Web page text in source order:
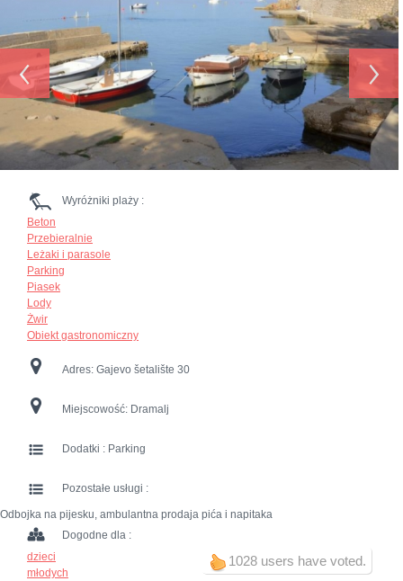
‹ ›
Wyróżniki plaży :
Beton
Przebieralnie
Leżaki i parasole
Parking
Piasek
Lody
Żwir
Obiekt gastronomiczny
Adres: Gajevo šetalište 30
Miejscowość: Dramalj
Dodatki : Parking
Pozostałe usługi :
Odbojka na pijesku, ambulantna prodaja pića i napitaka
1028 users have voted.
Dogodne dla :
dzieci
młodych